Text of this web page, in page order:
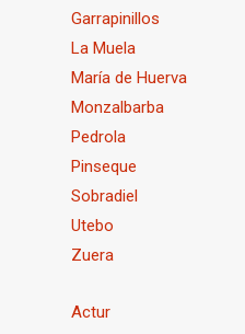
Garrapinillos
La Muela
María de Huerva
Monzalbarba
Pedrola
Pinseque
Sobradiel
Utebo
Zuera
Actur